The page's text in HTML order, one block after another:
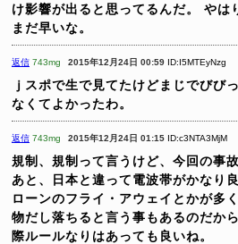
け影響が出ると思ってるんだ。
やは
まだ早いな。
返信 743mg 2015年12月24日 00:59 ID:I5MTEyNzg
ｊスポで生で見てたけどまじでびびっ
なくてよかったわ。
返信 743mg 2015年12月24日 01:15 ID:c3NTA3MjM
規制、規制って言うけど、今回の事
あと、日本と違って電波帯がかなり
ローンのフライ・アウェイとかが多く
物だし落ちると言う事もあるのだか
際ルールなりはあっても良いね。